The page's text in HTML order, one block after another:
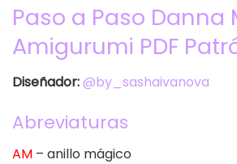
Paso a Paso Danna
Amigurumi PDF
Diseñador:@by_sashaivanova
Abreviaturas
AM – anillo mágico